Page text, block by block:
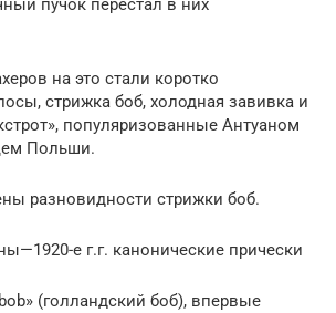
пучок перестал в них
на это стали коротко
стрижка боб, холодная завивка и
популяризованные Антуаном
Польши.
разновидности стрижки боб.
е г.г. канонические прически
(голландский боб), впервые